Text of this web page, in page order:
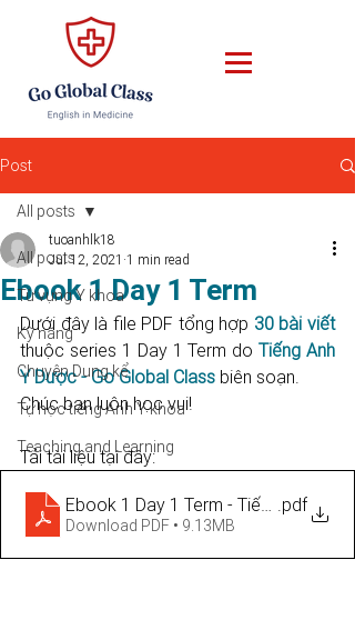
Post
All posts
Từ vựng Y khoa
Kỹ năng
Chuyện Dung kể
Tự học tiếng Anh Y khoa
Teaching and Learning
All posts
Ebook 1 Day 1 Term
tuoanhlk18
Jul 12, 2021 1 min read
Dưới đây là file PDF tổng hợp 30 bài viết
thuộc series 1 Day 1 Term do Tiếng Anh
Y Dược - Go Global Class biên soạn.
Chúc bạn luôn học vui!
Tải tài liệu tại đây:
Ebook 1 Day 1 Term - Tiếng Anh Y
.pdf
Download PDF • 9.13MB